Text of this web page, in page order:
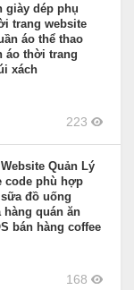
giày dép phụ
trang website
áo thể thao
áo thời trang
xách
223
Quản Lý
code phù hợp
đồ uống
quán ăn
bán hàng coffee
168